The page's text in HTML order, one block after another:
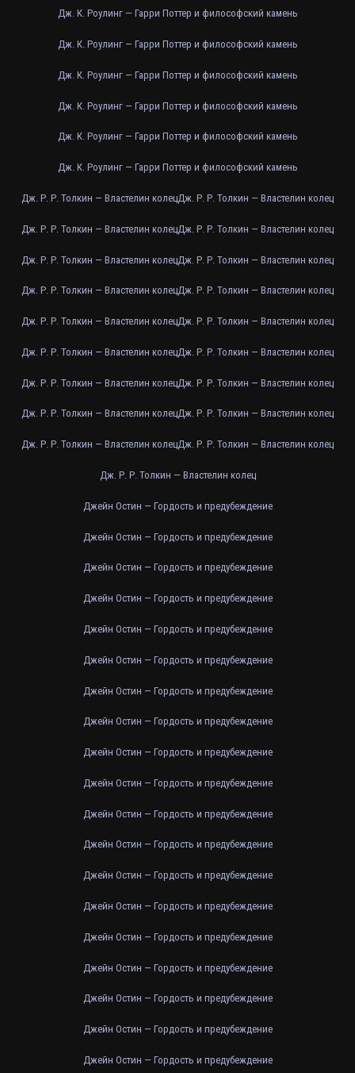
Дж. К. Роулинг — Гарри Поттер и философский камень
Дж. К. Роулинг — Гарри Поттер и философский камень
Дж. К. Роулинг — Гарри Поттер и философский камень
Дж. К. Роулинг — Гарри Поттер и философский камень
Дж. К. Роулинг — Гарри Поттер и философский камень
Дж. К. Роулинг — Гарри Поттер и философский камень
Дж. Р. Р. Толкин — Властелин колецДж. Р. Р. Толкин — Властелин колец
Дж. Р. Р. Толкин — Властелин колецДж. Р. Р. Толкин — Властелин колец
Дж. Р. Р. Толкин — Властелин колецДж. Р. Р. Толкин — Властелин колец
Дж. Р. Р. Толкин — Властелин колецДж. Р. Р. Толкин — Властелин колец
Дж. Р. Р. Толкин — Властелин колецДж. Р. Р. Толкин — Властелин колец
Дж. Р. Р. Толкин — Властелин колецДж. Р. Р. Толкин — Властелин колец
Дж. Р. Р. Толкин — Властелин колецДж. Р. Р. Толкин — Властелин колец
Дж. Р. Р. Толкин — Властелин колецДж. Р. Р. Толкин — Властелин колец
Дж. Р. Р. Толкин — Властелин колецДж. Р. Р. Толкин — Властелин колец
Дж. Р. Р. Толкин — Властелин колец
Джейн Остин — Гордость и предубеждение
Джейн Остин — Гордость и предубеждение
Джейн Остин — Гордость и предубеждение
Джейн Остин — Гордость и предубеждение
Джейн Остин — Гордость и предубеждение
Джейн Остин — Гордость и предубеждение
Джейн Остин — Гордость и предубеждение
Джейн Остин — Гордость и предубеждение
Джейн Остин — Гордость и предубеждение
Джейн Остин — Гордость и предубеждение
Джейн Остин — Гордость и предубеждение
Джейн Остин — Гордость и предубеждение
Джейн Остин — Гордость и предубеждение
Джейн Остин — Гордость и предубеждение
Джейн Остин — Гордость и предубеждение
Джейн Остин — Гордость и предубеждение
Джейн Остин — Гордость и предубеждение
Джейн Остин — Гордость и предубеждение
Джейн Остин — Гордость и предубеждение